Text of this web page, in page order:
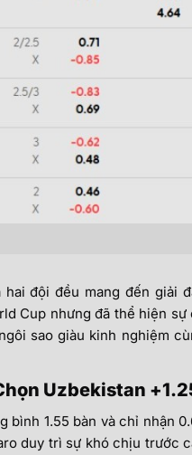
đội đều mang đến giải
Cup nhưng đã thể hiện sự
sao giàu kinh nghiệm
Uzbekistan
bình 1.55 bàn và chỉ nhận
duy trì sự khó chịu trước